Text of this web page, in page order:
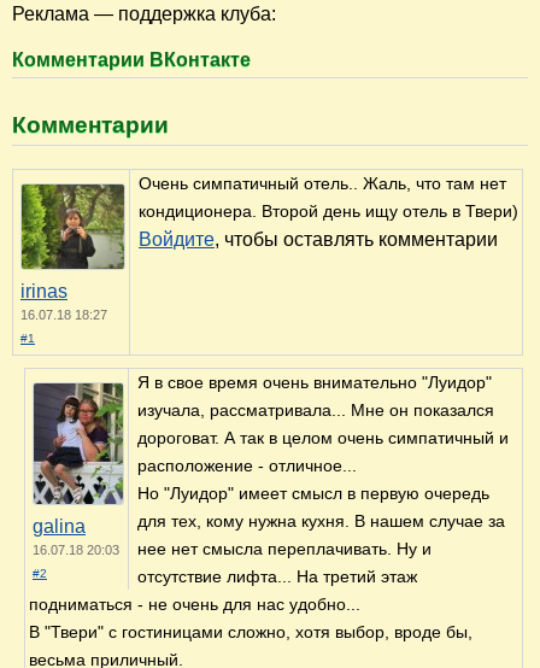
Реклама — поддержка клуба:
Комментарии ВКонтакте
Комментарии
irinas
16.07.18 18:27
#1
Очень симпатичный отель.. Жаль, что там нет
кондиционера. Второй день ищу отель в Твери)
Войдите, чтобы оставлять комментарии
galina
16.07.18 20:03
#2
Я в свое время очень внимательно "Луидор"
изучала, рассматривала... Мне он показался
дороговат. А так в целом очень симпатичный и
расположение - отличное...
Но "Луидор" имеет смысл в первую очередь
для тех, кому нужна кухня. В нашем случае за
нее нет смысла переплачивать. Ну и
отсутствие лифта... На третий этаж
подниматься - не очень для нас удобно...
В "Твери" с гостиницами сложно, хотя выбор, вроде бы,
весьма приличный.